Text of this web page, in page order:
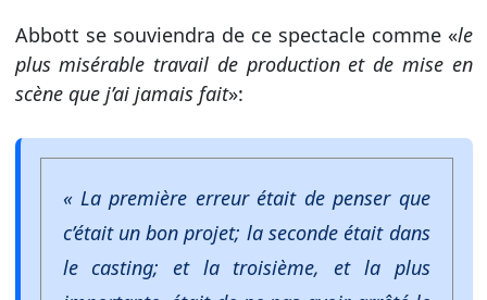
Abbott se souviendra de ce spectacle comme «le
plus misérable travail de production et de mise en
scène que j’ai jamais fait»:
« La première erreur était de penser que
c’était un bon projet; la seconde était dans
le casting; et la troisième, et la plus